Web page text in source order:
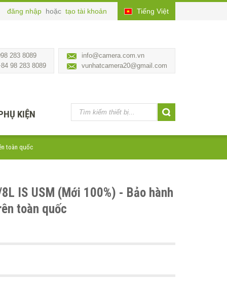
Tiếng Việt
đăng nhập hoặc tạo tài khoản
info@camera.com.vn
vunhatcamera20@gmail.com
283 8089
98 283 8089
KIỆN
toàn quốc
IS USM (Mới 100%) - Bảo hành
toàn quốc